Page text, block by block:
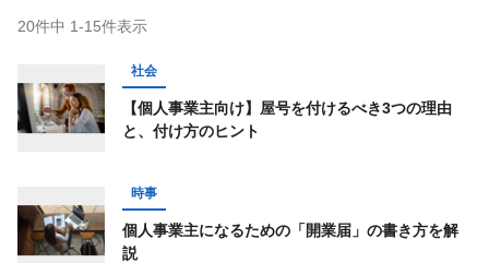
キーワード
スキルアップ
インタビュー
20件中 1-15件表示
社会
【個人事業主向け】屋号を付けるべき3つの理由
と、付け方のヒント
時事
個人事業主になるための「開業届」の書き方を解
説